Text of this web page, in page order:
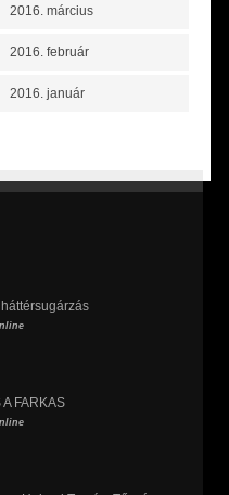
2016. március
2016. február
2016. január
FARKAS